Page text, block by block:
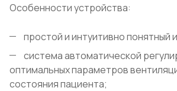
Особенности устройства:
простой и интуитивно понятный
система автоматической
оптимальных параметров
состояния пациента;